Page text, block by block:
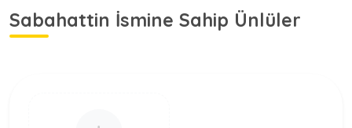
Sabahattin İsmine Sahip Ünlüler